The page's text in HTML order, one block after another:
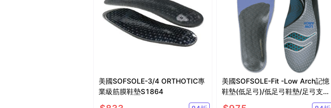
美國SOFSOLE-3/4 ORTHOTIC專
業級筋膜鞋墊S1864
美國SOFSOLE-Fit -Low Arch記憶
鞋墊(低足弓)/低足弓鞋墊/足弓支撐